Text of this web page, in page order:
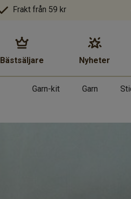
Frakt från 59 kr
Bästsäljare Nyheter
Garn-kit Garn